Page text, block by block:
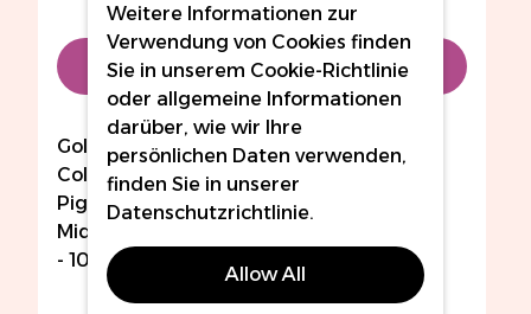
In den
Warenkorb
Goldeneye
Coloressense
Pigments -
Midnight Red (MR)
- 10ml
In den
Goldeneye
Coloressense
Pigments -
Attractive (NA) -
10ml
Weitere Informationen zur
Verwendung von Cookies finden
Sie in unserem Cookie-Richtlinie
oder allgemeine Informationen
darüber, wie wir Ihre
persönlichen Daten verwenden,
finden Sie in unserer
Datenschutzrichtlinie.
Allow All